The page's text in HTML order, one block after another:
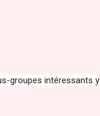
intéressants y